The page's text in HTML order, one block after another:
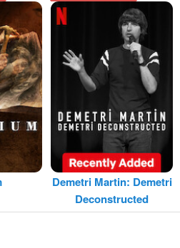
Demetri Martin: Demetri
Deconstructed